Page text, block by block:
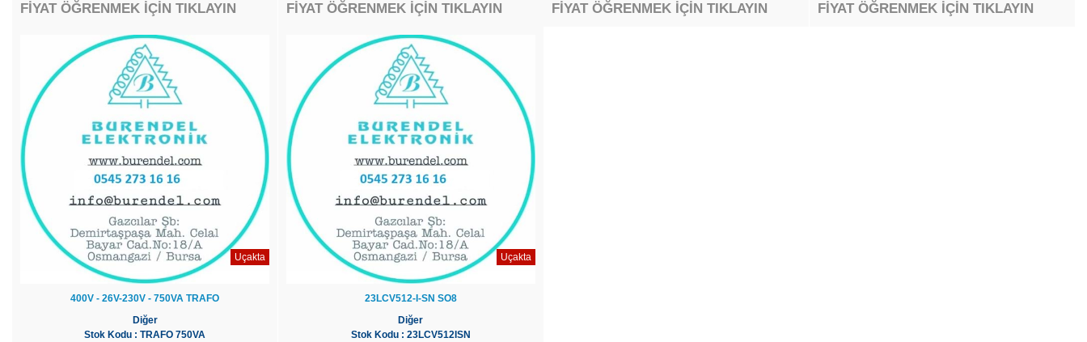
FİYAT ÖĞRENMEK İÇİN TIKLAYIN FİYAT ÖĞRENMEK İÇİN TIKLAYIN FİYAT ÖĞRENMEK İÇİN TIKLAYIN FİYAT ÖĞRENMEK İÇİN TIKLAYIN
Uçakta
400V - 26V-230V - 750VA TRAFO
Diğer
Stok Kodu : TRAFO 750VA
Uçakta
23LCV512-I-SN SO8
Diğer
Stok Kodu : 23LCV512ISN